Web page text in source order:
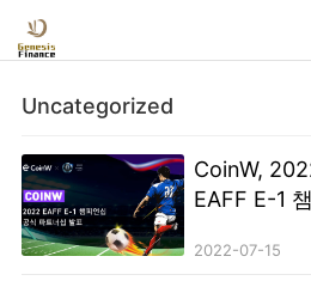
Uncategorized
CoinW,
EAFF E-1
2022-07-15